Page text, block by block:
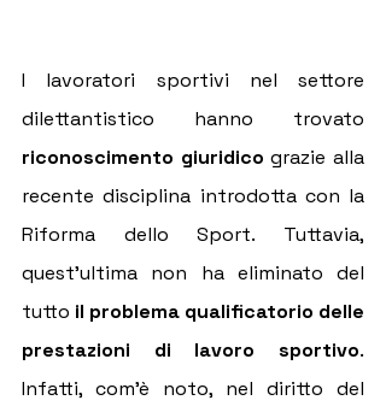
I lavoratori sportivi nel settore
riconoscimento giuridico grazie alla
recente disciplina introdotta con la
Riforma dello Sport. Tuttavia,
quest'ultima non ha eliminato del
tutto il problema qualificatorio delle
prestazioni di lavoro sportivo.
Infatti, com'è noto, nel diritto del